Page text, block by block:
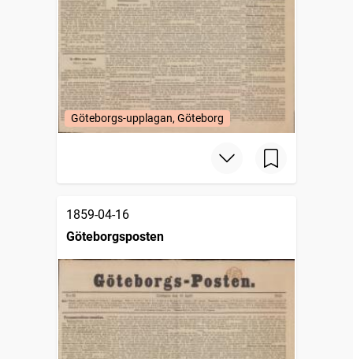
Göteborgs-upplagan, Göteborg
1859-04-16
Göteborgsposten